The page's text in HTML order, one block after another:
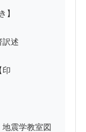
訳述
震学教室図